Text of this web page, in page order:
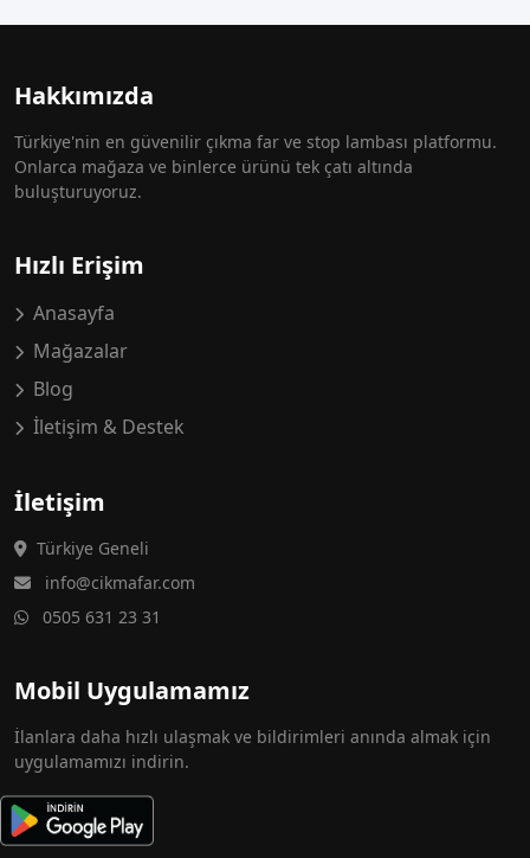
Hakkımızda
Türkiye'nin en güvenilir çıkma far ve stop lambası platformu.
Onlarca mağaza ve binlerce ürünü tek çatı altında
buluşturuyoruz.
Hızlı Erişim
Anasayfa
Mağazalar
Blog
İletişim & Destek
İletişim
Türkiye Geneli
info@cikmafar.com
0505 631 23 31
Mobil Uygulamamız
İlanlara daha hızlı ulaşmak ve bildirimleri anında almak için
uygulamamızı indirin.